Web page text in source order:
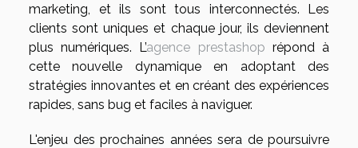
marketing, et ils sont tous interconnectés. Les
clients sont uniques et chaque jour, ils deviennent
plus numériques. L’agence prestashop répond à
cette nouvelle dynamique en adoptant des
stratégies innovantes et en créant des expériences
rapides, sans bug et faciles à naviguer.
L'enjeu des prochaines années sera de poursuivre